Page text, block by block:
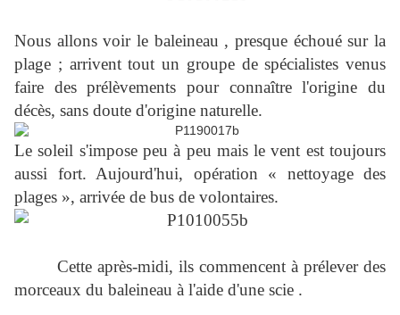
Nous allons voir le baleineau , presque échoué sur la
plage ; arrivent tout un groupe de spécialistes venus
faire des prélèvements pour connaître l'origine du
décès, sans doute d'origine naturelle.
Le soleil s'impose peu à peu mais le vent est toujours
aussi fort. Aujourd'hui, opération « nettoyage des
plages », arrivée de bus de volontaires.
Cette après-midi, ils commencent à prélever des
morceaux du baleineau à l'aide d'une scie .